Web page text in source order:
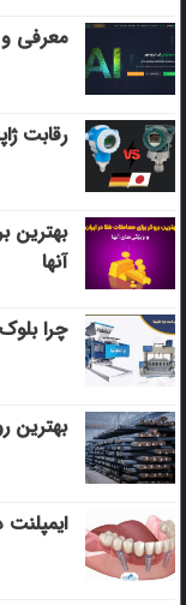
معرفی و
رقابت
بهترین
آنها
چرا
بهترین